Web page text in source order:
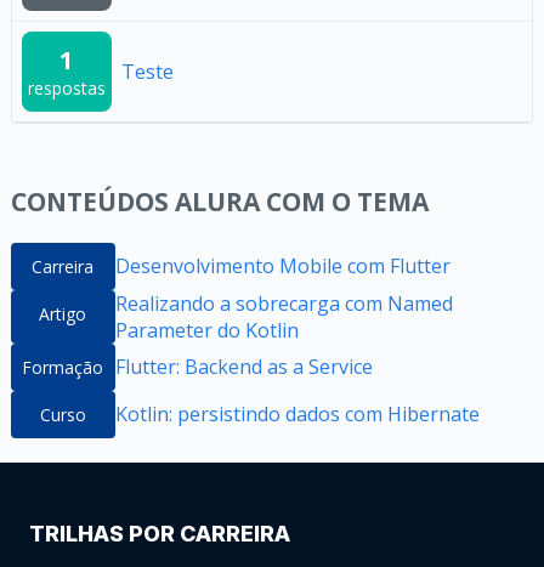
1
respostas
Teste
CONTEÚDOS ALURA COM O TEMA
Carreira Desenvolvimento Mobile com Flutter
Artigo
Realizando a sobrecarga com Named
Parameter do Kotlin
Formação Flutter: Backend as a Service
Curso Kotlin: persistindo dados com Hibernate
TRILHAS POR CARREIRA